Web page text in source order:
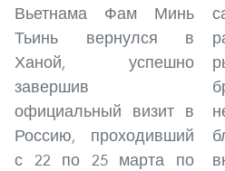
Вьетнама Фам Минь
Тьинь вернулся в
Ханой, успешно
завершив
официальный визит в
Россию, проходивший
с 22 по 25 марта по